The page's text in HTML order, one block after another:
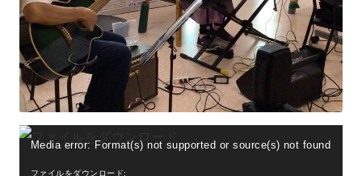
動Media error: Format(s) not supported or source(s) not found
ファイルをダウンロード: